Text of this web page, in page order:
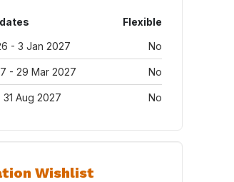
Flexible
- 3 Jan 2027
No
- 29 Mar 2027 No
Aug 2027 No
Wishlist